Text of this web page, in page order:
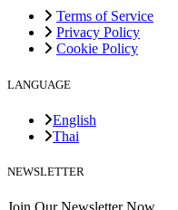
Terms of Service
Privacy Policy
Cookie Policy
LANGUAGE
English
Thai
NEWSLETTER
Join Our Newsletter Now.